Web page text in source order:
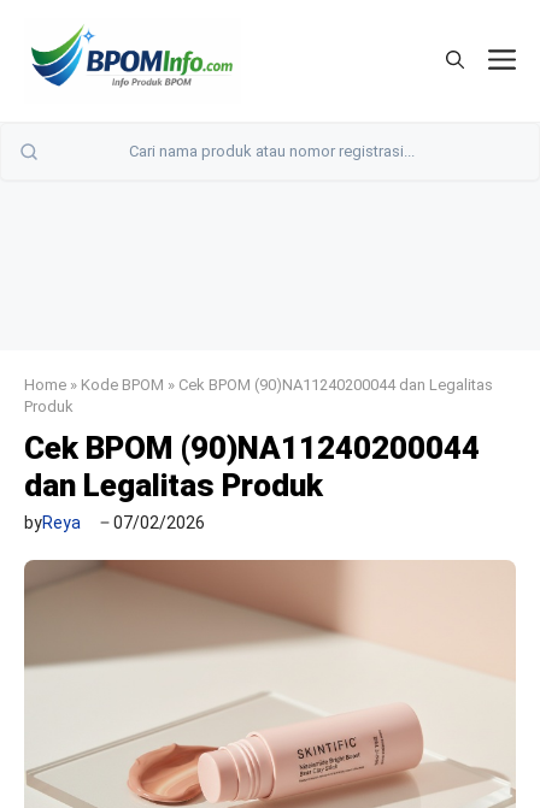
Home » Kode BPOM » Cek BPOM (90)NA11240200044 dan Legalitas
Produk
Cek BPOM (90)NA11240200044
dan Legalitas Produk
byReya 07/02/2026